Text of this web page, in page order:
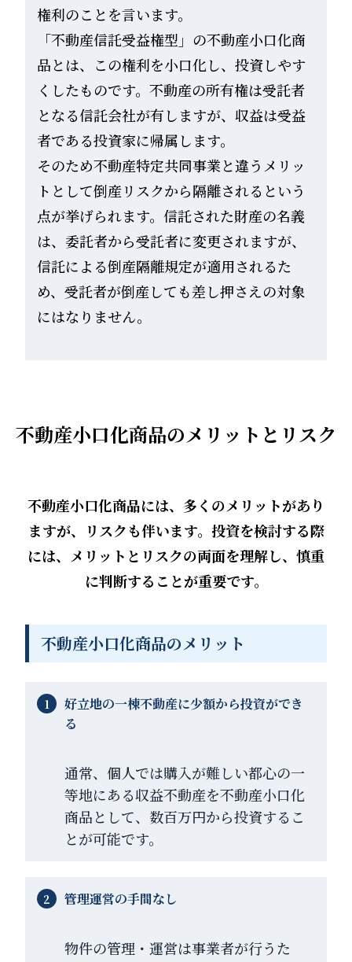
権利のことを言います。
「不動産信託受益権型」の不動産小口化商
品とは、この権利を小口化し、投資しやす
くしたものです。不動産の所有権は受託者
となる信託会社が有しますが、収益は受益
者である投資家に帰属します。
そのため不動産特定共同事業と違うメリッ
トとして倒産リスクから隔離されるという
点が挙げられます。信託された財産の名義
は、委託者から受託者に変更されますが、
信託による倒産隔離規定が適用されるた
め、受託者が倒産しても差し押さえの対象
にはなりません。
不動産小口化商品のメリットとリスク
不動産小口化商品には、多くのメリットがあり
ますが、リスクも伴います。投資を検討する際
には、メリットとリスクの両面を理解し、慎重
に判断することが重要です。
不動産小口化商品のメリット
好立地の一棟不動産に少額から投資ができ
る
通常、個人では購入が難しい都心の一
等地にある収益不動産を不動産小口化
商品として、数百万円から投資するこ
とが可能です。
管理運営の手間なし
物件の管理・運営は事業者が行うた